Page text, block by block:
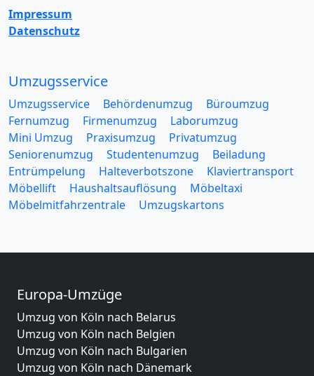
Impressum
Datenschutz
Umzugsservice
Umzugsservice Behördenumzug
Büroumzug
Fernumzug
Firmenumzug
Laborumzug
Mini Umzug
Praxisumzug
Privatumzug
Seniorenumzug
Studentenumzug
Beiladung
Entrümpelung
Halteverbotszone
Klaviertransport
Möbellift
Haushaltsauflösung
Möbeltaxi
Möbelmitfahrzentrale
Umzugskartons
Europa-Umzüge
Umzug von Köln nach Belarus
Umzug von Köln nach Belgien
Umzug von Köln nach Bulgarien
Umzug von Köln nach Dänemark